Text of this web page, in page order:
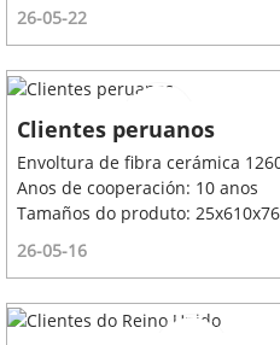
26-05-22
Clientes peruanos
Envoltura de fibra cerámica
Anos de cooperación: 10 anos
Tamaños do produto:
26-05-16